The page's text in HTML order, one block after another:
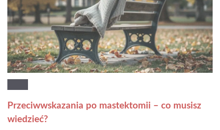
Przeciwwskazania po mastektomii – co musisz
wiedzieć?